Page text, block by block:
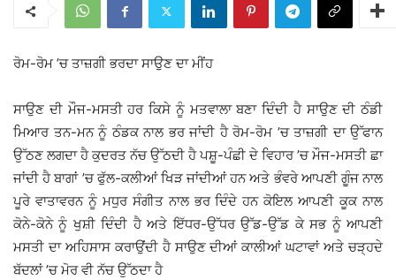
ਰੋਮ-ਰੋਮ ’ਚ ਤਾਜ਼ਗੀ ਭਰਦਾ ਸਾਉਣ ਦਾ ਮੀਂਹ
ਸਾਉਣ ਦੀ ਮੌਜ-ਮਸਤੀ ਹਰ ਕਿਸੇ ਨੂੰ ਮਤਵਾਲਾ ਬਣਾ ਦਿੰਦੀ ਹੈ ਸਾਉਣ ਦੀ ਠੰਡੀ
ਮਿਆਰ ਤਨ-ਮਨ ਨੂੰ ਠੰਡਕ ਨਾਲ ਭਰ ਜਾਂਦੀ ਹੈ ਰੋਮ-ਰੋਮ ’ਚ ਤਾਜ਼ਗੀ ਦਾ ਉੱਫਾਨ
ਉੱਠਣ ਲਗਦਾ ਹੈ ਕੁਦਰਤ ਨੱਚ ਉੱਠਦੀ ਹੈ ਪਸ਼ੂ-ਪੰਛੀ ਦੇ ਵਿਹਾਰ ’ਚ ਮੌਜ-ਮਸਤੀ ਛਾ
ਜਾਂਦੀ ਹੈ ਬਾਗਾਂ ’ਚ ਫੁੱਲ-ਕਲੀਆਂ ਖਿੜ ਜਾਂਦੀਆਂ ਹਨ ਅਤੇ ਭੰਵਰੇ ਆਪਣੀ ਗੂੰਜ ਨਾਲ
ਪੂਰੇ ਵਾਤਾਵਰਨ ਨੂੰ ਮਧੁਰ ਸੰਗੀਤ ਨਾਲ ਭਰ ਦਿੰਦੇ ਹਨ ਕੋਇਲ ਆਪਣੀ ਕੂਕ ਨਾਲ
ਕੋਨੇ-ਕੋਨੇ ਨੂੰ ਖੁਸ਼ੀ ਦਿੰਦੀ ਹੈ ਅਤੇ ਇੱਧਰ-ਉੱਧਰ ਉੱਡ-ਉੱਡ ਕੇ ਸਭ ਨੂੰ ਆਪਣੀ
ਮਸਤੀ ਦਾ ਅਹਿਸਾਸ ਕਰਾਉਂਦੀ ਹੈ ਸਾਉਣ ਦੀਆਂ ਕਾਲੀਆਂ ਘਟਾਵਾਂ ਅਤੇ ਚੜ੍ਹਦੇ
ਬੱਦਲਾਂ ’ਚ ਮੋਰ ਵੀ ਨੱਚ ਉੱਠਦਾ ਹੈ